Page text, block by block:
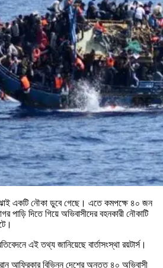
একটি নৌকা ডুবে গেছে। এতে কমপক্ষে ৪০ জন
পাড়ি দিতে গিয়ে অভিবাসীদের বহনকারী নৌকাটি
এই তথ্য জানিয়েছে বার্তাসংস্থা রয়টার্স।
আফ্রিকার বিভিন্ন দেশের অন্তত ৪০ অভিবাসী